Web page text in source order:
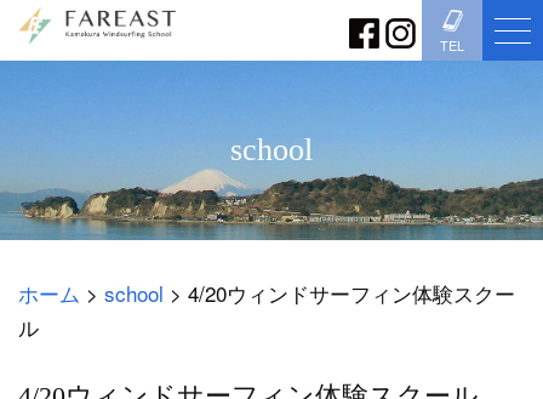
TEL
school
ホーム > school > 4/20ウィンドサーフィン体験スクー
ル